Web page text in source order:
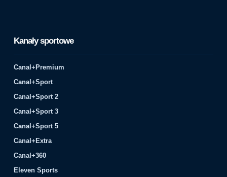
Kanały sportowe
Canal+Premium
Canal+Sport
Canal+Sport 2
Canal+Sport 3
Canal+Sport 5
Canal+Extra
Canal+360
Eleven Sports